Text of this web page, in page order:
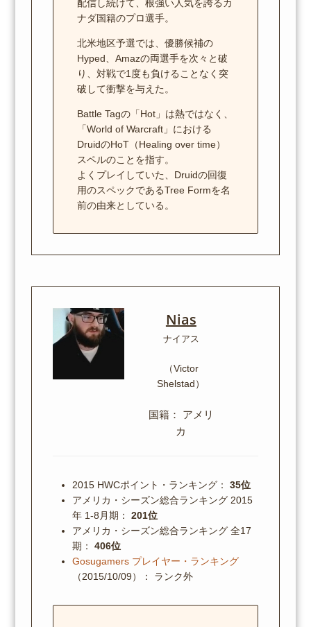
配信し続けて、根強い人気を誇るカ
ナダ国籍のプロ選手。
北米地区予選では、優勝候補の
Hyped、Amazの両選手を次々と破
り、対戦で1度も負けることなく突
破して衝撃を与えた。
Battle Tagの「Hot」は熱ではなく、
「World of Warcraft」における
DruidのHoT（Healing over time）
スペルのことを指す。
よくプレイしていた、Druidの回復
用のスペックであるTree Formを名
前の由来としている。
Nias
ナイアス
（Victor
Shelstad）
国籍： アメリ
カ
2015 HWCポイント・ランキング： 35位
アメリカ・シーズン総合ランキング 2015
年 1-8月期： 201位
アメリカ・シーズン総合ランキング 全17
期： 406位
Gosugamers プレイヤー・ランキング
（2015/10/09）： ランク外